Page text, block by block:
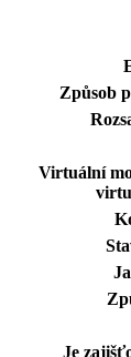
Způsob
Virtuální
Je